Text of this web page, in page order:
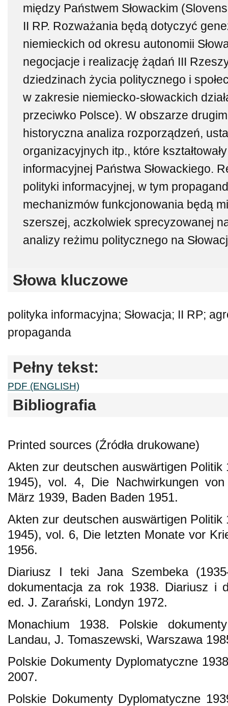
między Państwem Słowackim
II RP. Rozważania będą dotyczyć
niemieckich od okresu autonomii
negocjacje i realizację żądań III
dziedzinach życia politycznego i
w zakresie niemiecko-słowackich
przeciwko Polsce). W obszarze
historyczna analiza rozporządzeń,
organizacyjnych itp., które
informacyjnej Państwa Słowackiego.
polityki informacyjnej, w tym
mechanizmów funkcjonowania będą
szerszej, aczkolwiek sprecyzowanej
analizy reżimu politycznego na
Słowa kluczowe
polityka informacyjna; Słowacja; II RP;
propaganda
Pełny tekst:
PDF (ENGLISH)
Bibliografia
Printed sources (Źródła drukowane)
Akten zur deutschen auswärtigen
1945), vol. 4, Die Nachwirkungen
März 1939, Baden Baden 1951.
Akten zur deutschen auswärtigen
1945), vol. 6, Die letzten Monate vor
1956.
Diariusz I teki Jana Szembeka
dokumentacja za rok 1938. Diariusz i
ed. J. Zarański, Londyn 1972.
Monachium 1938. Polskie
Landau, J. Tomaszewski, Warszawa
Polskie Dokumenty Dyplomatyczne
2007.
Polskie Dokumenty Dyplomatyczne